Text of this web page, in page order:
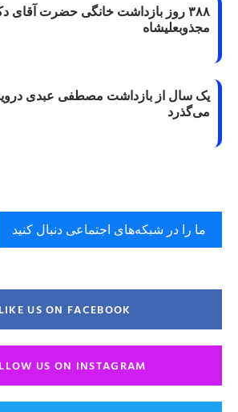
۳۸۸ روز بازداشت خانگی حضرت آقای
مجذوبعلیشاه
یک سال از بازداشت مصطفی عبدی
می‌گذرد
ما را در شبکه‌های اجتماعی دنبال کنید
LIKE US ON FACEBOOK
US ON INSTAGRAM